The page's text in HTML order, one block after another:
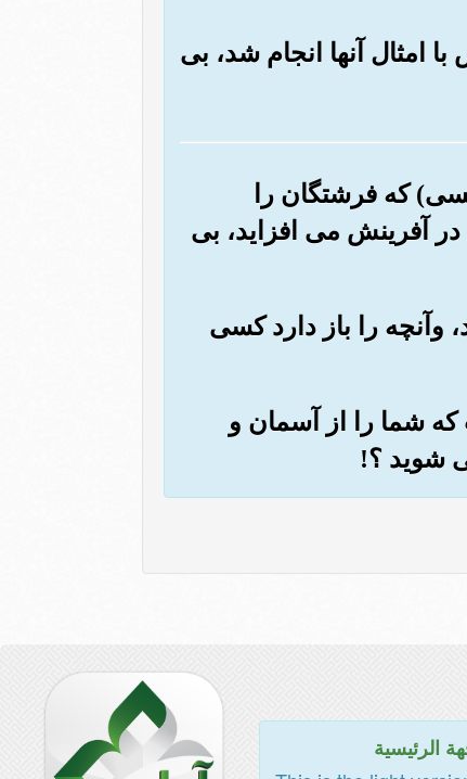
امثال آنها انجام شد، بی
که فرشتگان را
در آفرینش می افزاید، بی
وآنچه را باز دارد کسی
که شما را از آسمان و
شوید ؟!
الرئيسية